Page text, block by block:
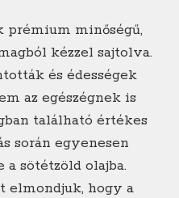
prémium minőségű,
kézzel sajtolva.
és édességek
az egészégnek is
található értékes
során egyenesen
sötétzöld olajba.
elmondjuk, hogy a